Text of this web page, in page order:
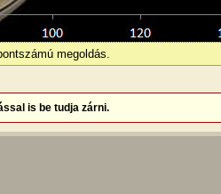
megoldás.
is be tudja zárni.